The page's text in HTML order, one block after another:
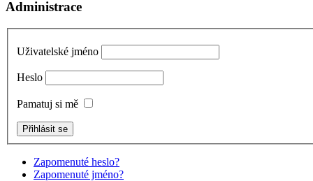
Administrace
Uživatelské jméno
Heslo
Pamatuj si mě
Zapomenuté heslo?
Zapomenuté jméno?